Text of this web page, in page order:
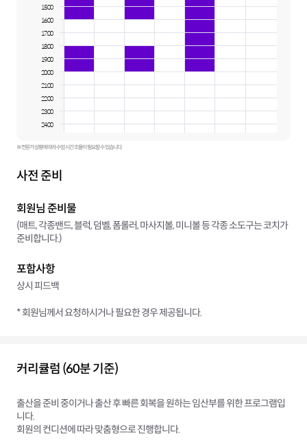
15:00
16:00
17:00
18:00
19:00
20:00
21:00
22:00
23:00
24:00
※ 전문가 상황에 따라 수업 시간 조율이 필요할 수 있습니다.
사전 준비
회원님 준비물
(매트, 각종밴드, 블럭, 덤벨, 폼롤러, 마사지볼, 미니볼 등 각종 소도구는 코치가
준비합니다.)
포함사항
상시 피드백
* 회원님께서 요청하시거나 필요한 경우 제공됩니다.
커리큘럼 (60분 기준)
출산을 준비 중이거나 출산 후 빠른 회복을 원하는 임산부를 위한 프로그램입
니다.
회원의 컨디션에 따라 맞춤형으로 진행합니다.